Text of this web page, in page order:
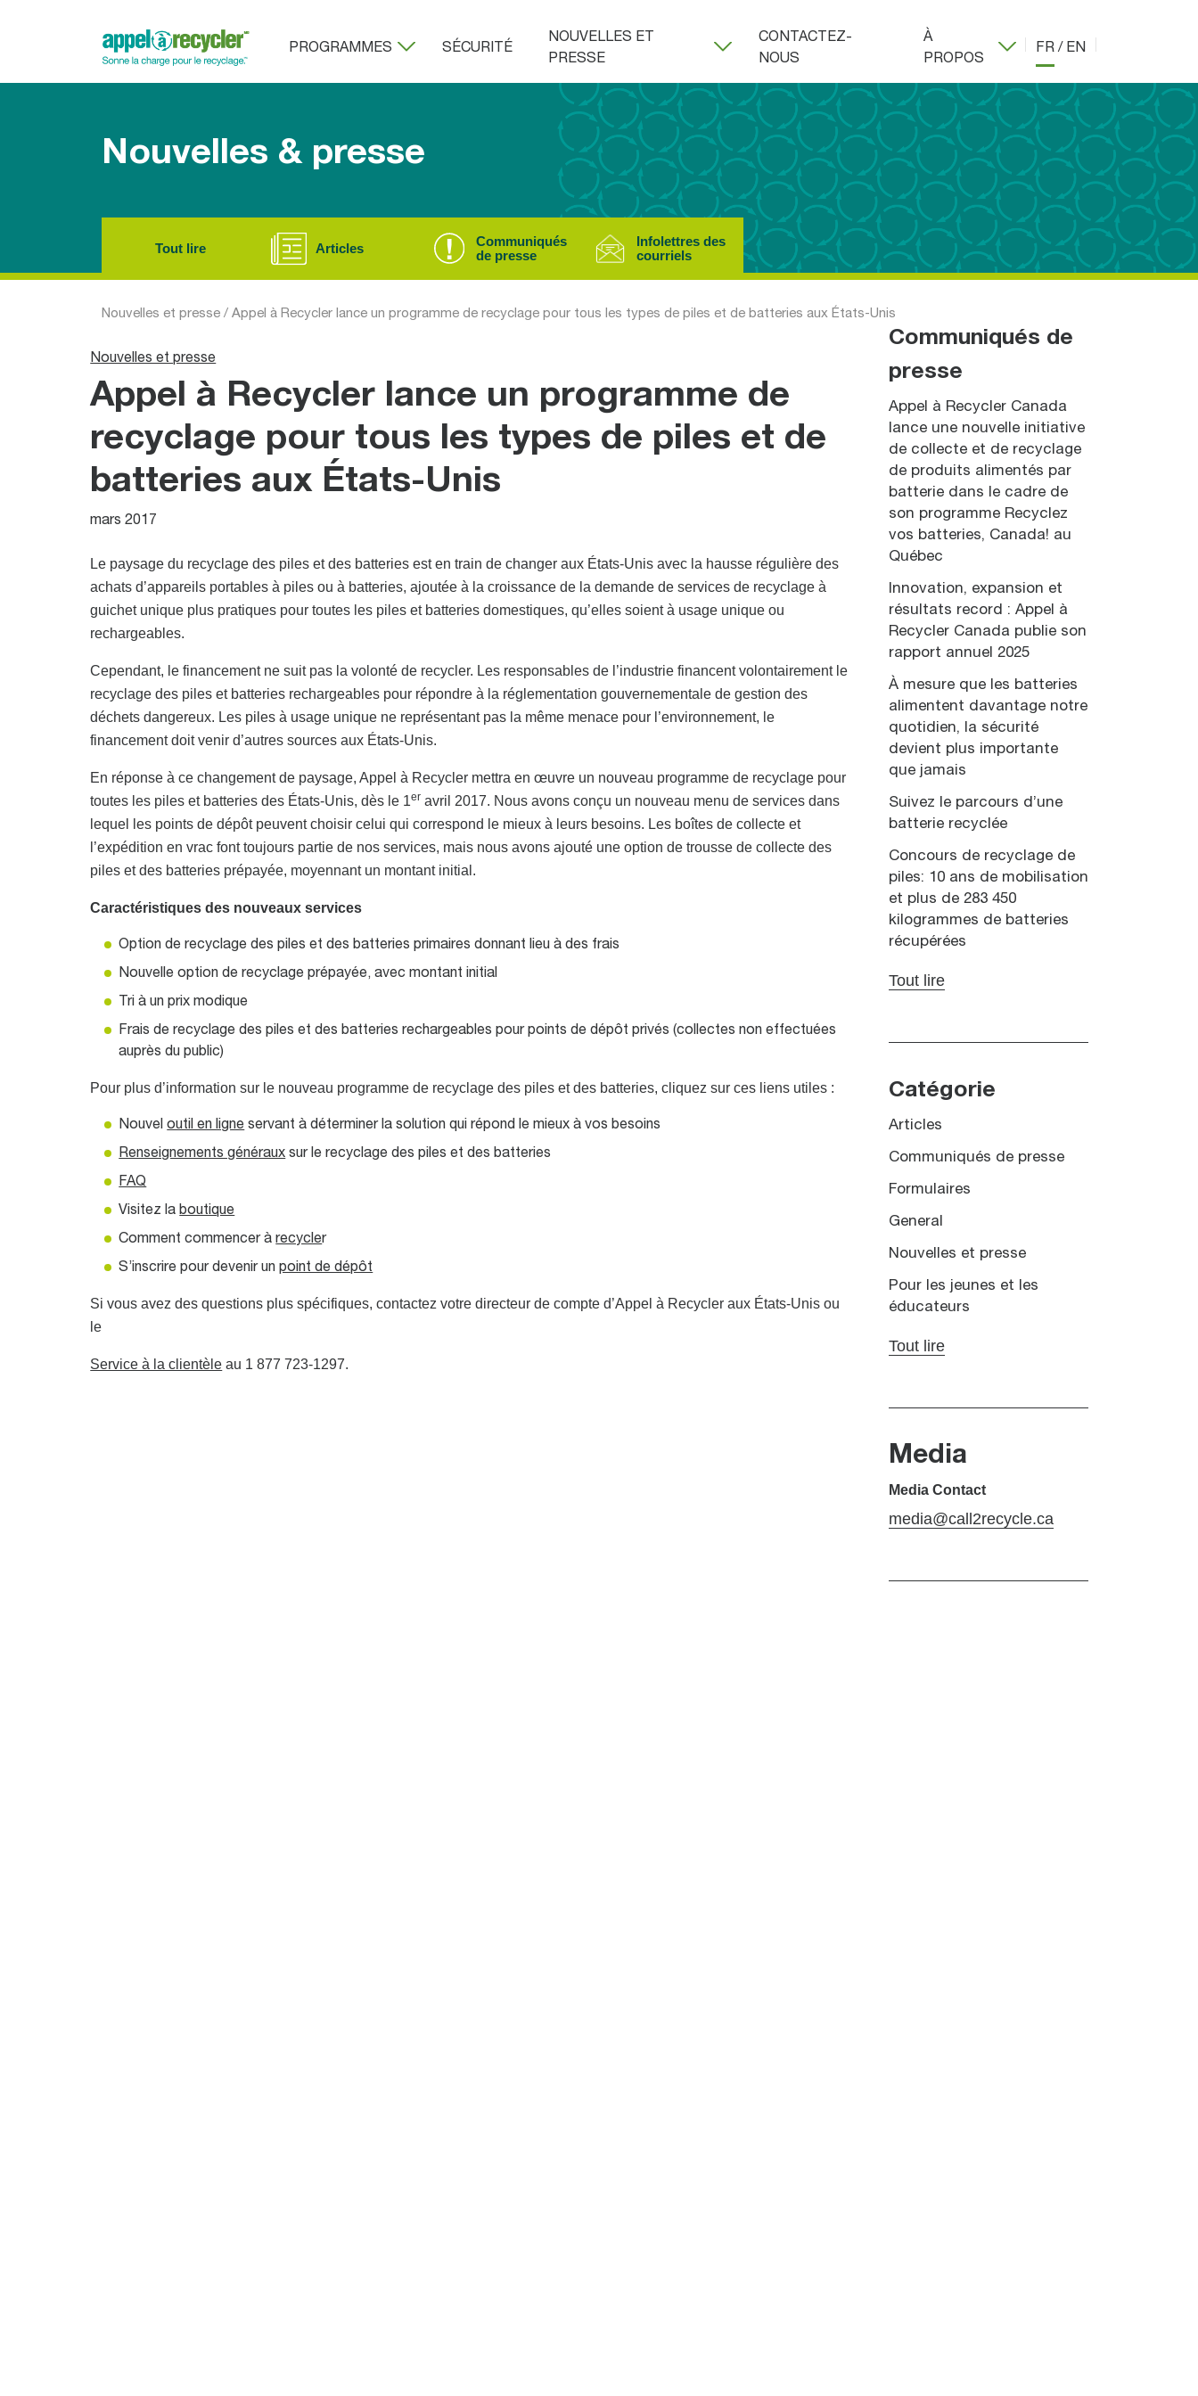
PROGRAMMES SÉCURITÉ
NOUVELLES ET
PRESSE
CONTACTEZ-
NOUS
À
PROPOS
FR / EN
Nouvelles & presse
Tout lire Articles
Communiqués
de presse
Infolettres des
courriels
Nouvelles et presse / Appel à Recycler lance un programme de recyclage pour tous les types de piles et de batteries aux États-Unis
Nouvelles et presse
Appel à Recycler lance un programme de
recyclage pour tous les types de piles et de
batteries aux États-Unis
mars 2017
Le paysage du recyclage des piles et des batteries est en train de changer aux États-Unis avec la hausse régulière des
achats d’appareils portables à piles ou à batteries, ajoutée à la croissance de la demande de services de recyclage à
guichet unique plus pratiques pour toutes les piles et batteries domestiques, qu’elles soient à usage unique ou
rechargeables.
Cependant, le financement ne suit pas la volonté de recycler. Les responsables de l’industrie financent volontairement le
recyclage des piles et batteries rechargeables pour répondre à la réglementation gouvernementale de gestion des
déchets dangereux. Les piles à usage unique ne représentant pas la même menace pour l’environnement, le
financement doit venir d’autres sources aux États-Unis.
En réponse à ce changement de paysage, Appel à Recycler mettra en œuvre un nouveau programme de recyclage pour
toutes les piles et batteries des États-Unis, dès le 1er avril 2017. Nous avons conçu un nouveau menu de services dans
lequel les points de dépôt peuvent choisir celui qui correspond le mieux à leurs besoins. Les boîtes de collecte et
l’expédition en vrac font toujours partie de nos services, mais nous avons ajouté une option de trousse de collecte des
piles et des batteries prépayée, moyennant un montant initial.
Caractéristiques des nouveaux services
Option de recyclage des piles et des batteries primaires donnant lieu à des frais
Nouvelle option de recyclage prépayée, avec montant initial
Tri à un prix modique
Frais de recyclage des piles et des batteries rechargeables pour points de dépôt privés (collectes non effectuées
auprès du public)
Pour plus d’information sur le nouveau programme de recyclage des piles et des batteries, cliquez sur ces liens utiles :
Nouveloutil en ligne servant à déterminer la solution qui répond le mieux à vos besoins
Renseignements généraux sur le recyclage des piles et des batteries
FAQ
Visitez la boutique
Comment commencer à recycler
S’inscrire pour devenir un point de dépôt
Si vous avez des questions plus spécifiques, contactez votre directeur de compte d’Appel à Recycler aux États-Unis ou
le
Service à la clientèle au 1 877 723-1297.
Communiqués de
presse
Appel à Recycler Canada
lance une nouvelle initiative
de collecte et de recyclage
de produits alimentés par
batterie dans le cadre de
son programme Recyclez
vos batteries, Canada! au
Québec
Innovation, expansion et
résultats record : Appel à
Recycler Canada publie son
rapport annuel 2025
À mesure que les batteries
alimentent davantage notre
quotidien, la sécurité
devient plus importante
que jamais
Suivez le parcours d’une
batterie recyclée
Concours de recyclage de
piles: 10 ans de mobilisation
et plus de 283 450
kilogrammes de batteries
récupérées
Tout lire
Catégorie
Articles
Communiqués de presse
Formulaires
General
Nouvelles et presse
Pour les jeunes et les
éducateurs
Tout lire
Media
Media Contact
media@call2recycle.ca